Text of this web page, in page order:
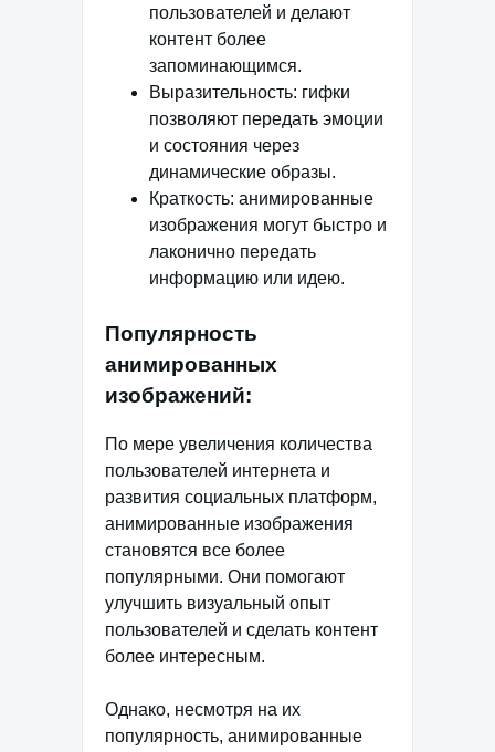
пользователей и делают
контент более
запоминающимся.
Выразительность: гифки
позволяют передать эмоции
и состояния через
динамические образы.
Краткость: анимированные
изображения могут быстро и
лаконично передать
информацию или идею.
Популярность
анимированных
изображений:
По мере увеличения количества
пользователей интернета и
развития социальных платформ,
анимированные изображения
становятся все более
популярными. Они помогают
улучшить визуальный опыт
пользователей и сделать контент
более интересным.
Однако, несмотря на их
популярность, анимированные